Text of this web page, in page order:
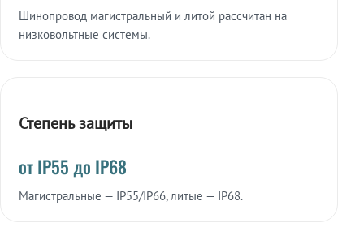
Шинопровод магистральный и литой рассчитан на
низковольтные системы.
Степень защиты
от IP55 до IP68
Магистральные — IP55/IP66, литые — IP68.